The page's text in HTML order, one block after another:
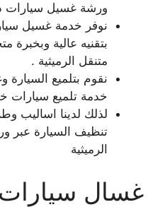
ورشة غسيل سيارات
نوفر خدمة غسيل
بتقنيه عالية
متنقل الرميثية .
نقوم بتلميع السيارة
خدمة تلميع سيارات
لذلك لدينا اساليب
تنظيف السيارة عبر
الرميثية
غسال سيارات